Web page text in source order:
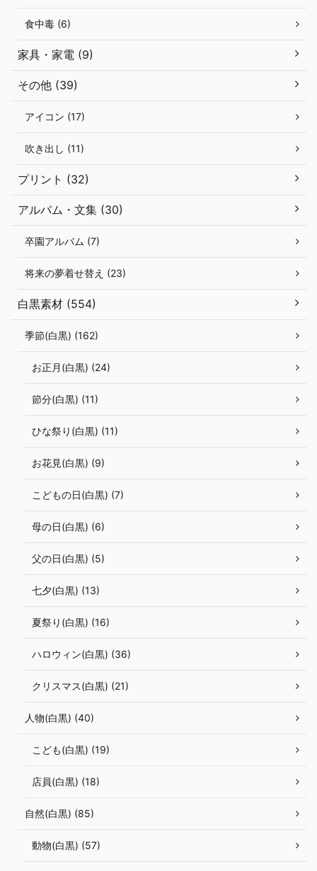
食中毒 (6)
家具・家電 (9)
その他 (39)
アイコン (17)
吹き出し (11)
プリント (32)
アルバム・文集 (30)
卒園アルバム (7)
将来の夢着せ替え (23)
白黒素材 (554)
季節(白黒) (162)
お正月(白黒) (24)
節分(白黒) (11)
ひな祭り(白黒) (11)
お花見(白黒) (9)
こどもの日(白黒) (7)
母の日(白黒) (6)
父の日(白黒) (5)
七夕(白黒) (13)
夏祭り(白黒) (16)
ハロウィン(白黒) (36)
クリスマス(白黒) (21)
人物(白黒) (40)
こども(白黒) (19)
店員(白黒) (18)
自然(白黒) (85)
動物(白黒) (57)